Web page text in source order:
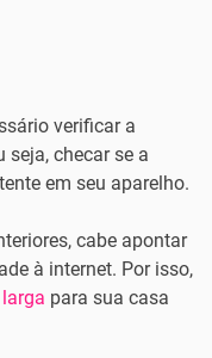
verificar a
seja, checar se a
em seu aparelho.
cabe apontar
à internet. Por isso,
para sua casa